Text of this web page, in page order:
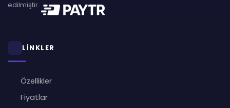
edilmiştir.
LİNKLER
Özellikler
Fiyatlar